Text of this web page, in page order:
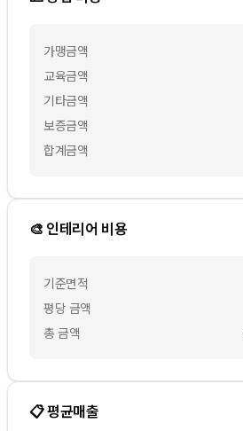
가맹금액
교육금액
기타금액
보증금액
합계금액
🎨 인테리어 비용
기준면적
평당 금액
총 금액
📋 평균매출